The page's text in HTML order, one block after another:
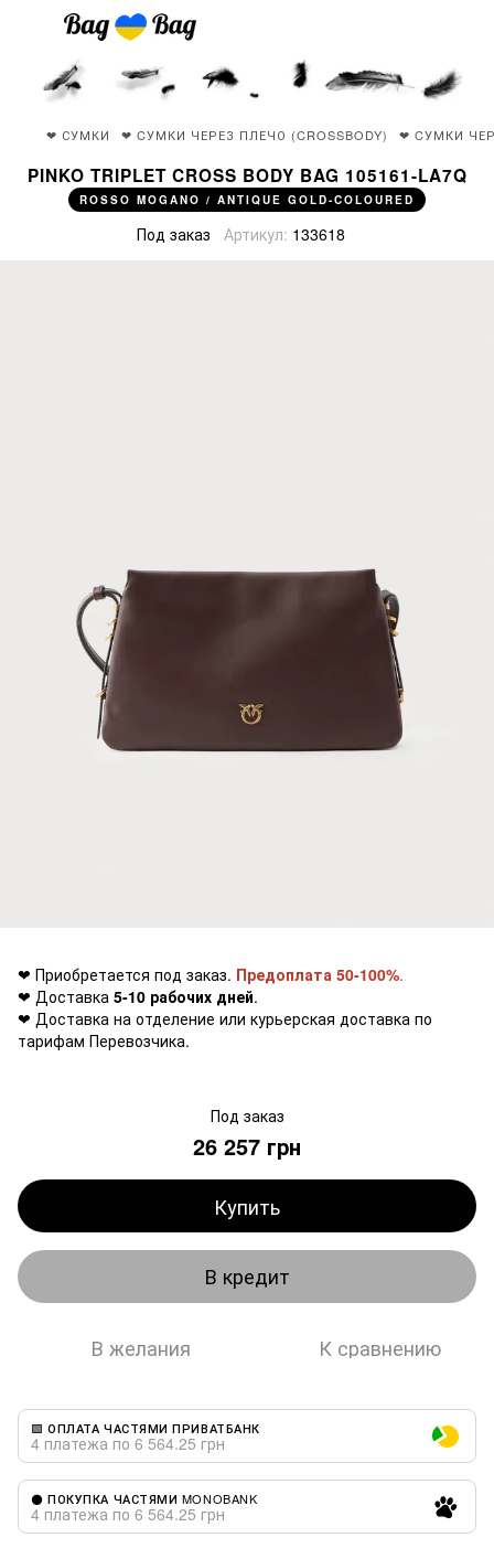
❤ СУМКИ ❤ CУМКИ ЧЕРЕЗ ПЛЕЧО (CROSSBODY) ❤ CУМКИ
PINKO TRIPLET CROSS BODY BAG 105161-LA7Q
ROSSO MOGANO / ANTIQUE GOLD-COLOURED
Под заказ Артикул: 133618
❤ Приобретается под заказ. Предоплата 50-100%.
❤ Доставка 5-10 рабочих дней.
❤ Доставка на отделение или курьерская доставка по
тарифам Перевозчика.
Под заказ
26 257 грн
Купить
В кредит
В желания К сравнению
🟩 ОПЛАТА ЧАСТЯМИ ПРИВАТБАНК
4 платежа по 6 564.25 грн
⚫ ПОКУПКА ЧАСТЯМИ MONOBANK
4 платежа по 6 564.25 грн